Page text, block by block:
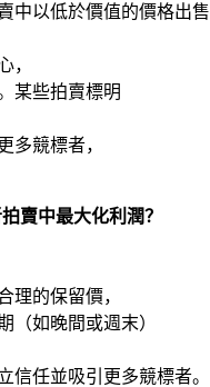
中以低於價值的價格出售
，
某些拍賣標明
多競標者，
賣中最大化利潤？
理的保留價，
（如晚間或週末）
信任並吸引更多競標者。